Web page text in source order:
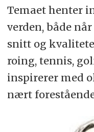
Temaet henter
verden, både
snitt og
roing, tennis,
inspirerer med
nært